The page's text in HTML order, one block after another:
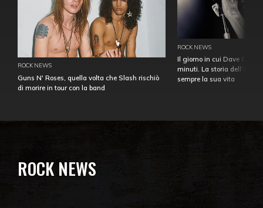
ROCK NEWS
Guns N' Roses, quella volta che Slash rischiò
di morire in tour con la band
ROCK NEWS
Il giorno in cui Dave
minuti. La storia
sempre la sua vita
ROCK NEWS